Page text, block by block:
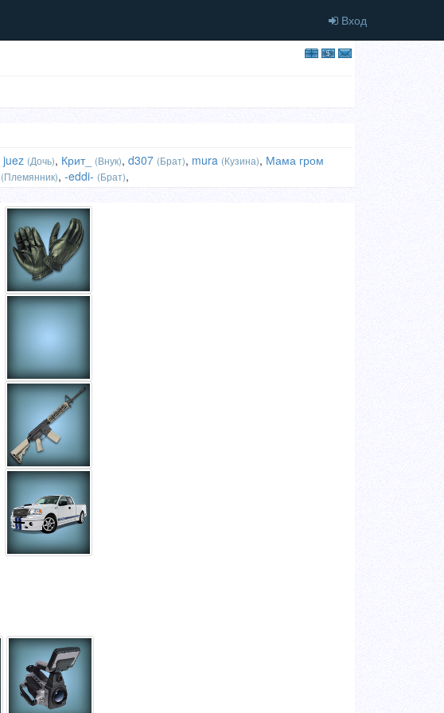
Вход
juez (Дочь), Крит_ (Внук), d307 (Брат), mura (Кузина), Мама гром
(Племянник), -eddi- (Брат),